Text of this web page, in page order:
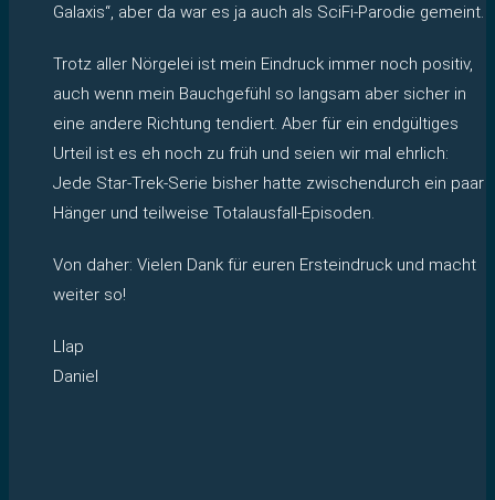
Galaxis“, aber da war es ja auch als SciFi-Parodie gemeint.
Trotz aller Nörgelei ist mein Eindruck immer noch positiv,
auch wenn mein Bauchgefühl so langsam aber sicher in
eine andere Richtung tendiert. Aber für ein endgültiges
Urteil ist es eh noch zu früh und seien wir mal ehrlich:
Jede Star-Trek-Serie bisher hatte zwischendurch ein paar
Hänger und teilweise Totalausfall-Episoden.
Von daher: Vielen Dank für euren Ersteindruck und macht
weiter so!
Llap
Daniel